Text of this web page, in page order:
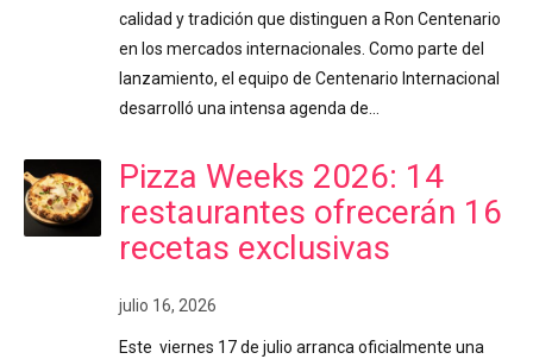
calidad y tradición que distinguen a Ron Centenario
en los mercados internacionales. Como parte del
lanzamiento, el equipo de Centenario Internacional
desarrolló una intensa agenda de…
Pizza Weeks 2026: 14
restaurantes ofrecerán 16
recetas exclusivas
julio 16, 2026
Este viernes 17 de julio arranca oficialmente una